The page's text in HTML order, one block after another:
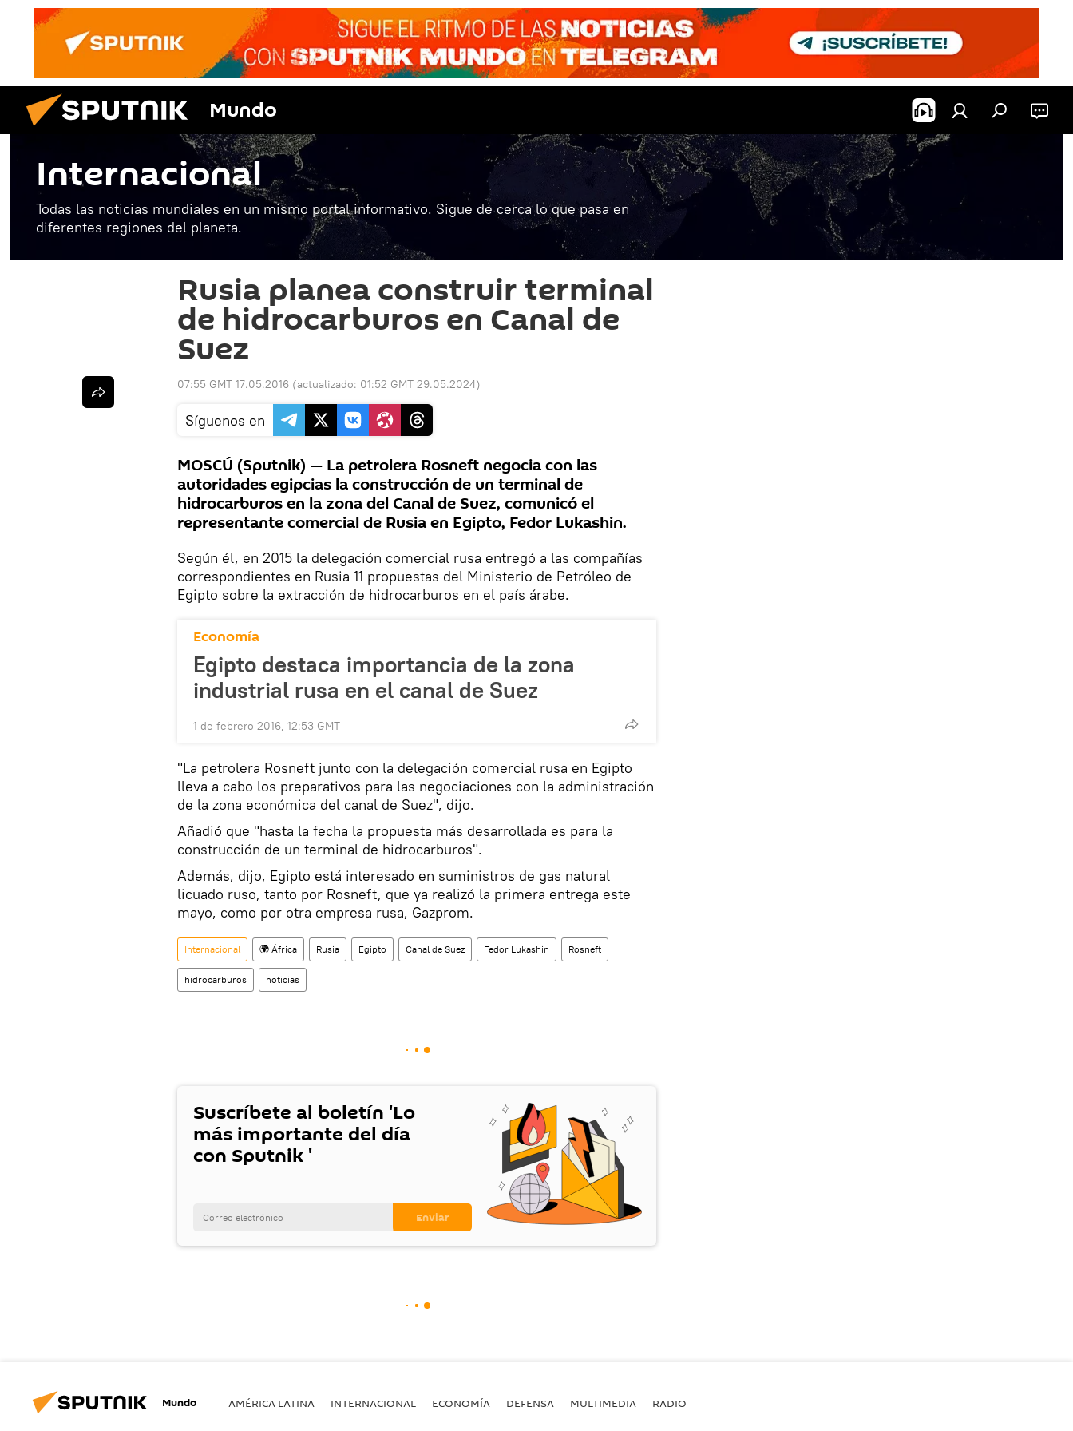
Mundo
Internacional
Todas las noticias mundiales en un mismo portal informativo. Sigue de cerca lo que pasa en
diferentes regiones del planeta.
Rusia planea construir terminal
de hidrocarburos en Canal de
Suez
07:55 GMT 17.05.2016 (actualizado: 01:52 GMT 29.05.2024)
Síguenos en
MOSCÚ (Sputnik) — La petrolera Rosneft negocia con las
autoridades egipcias la construcción de un terminal de
hidrocarburos en la zona del Canal de Suez, comunicó el
representante comercial de Rusia en Egipto, Fedor Lukashin.
Según él, en 2015 la delegación comercial rusa entregó a las compañías
correspondientes en Rusia 11 propuestas del Ministerio de Petróleo de
Egipto sobre la extracción de hidrocarburos en el país árabe.
Economía
Egipto destaca importancia de la zona
industrial rusa en el canal de Suez
1 de febrero 2016, 12:53 GMT
"La petrolera Rosneft junto con la delegación comercial rusa en Egipto
lleva a cabo los preparativos para las negociaciones con la administración
de la zona económica del canal de Suez", dijo.
Añadió que "hasta la fecha la propuesta más desarrollada es para la
construcción de un terminal de hidrocarburos".
Además, dijo, Egipto está interesado en suministros de gas natural
licuado ruso, tanto por Rosneft, que ya realizó la primera entrega este
mayo, como por otra empresa rusa, Gazprom.
Internacional 🌍 África Rusia Egipto Canal de Suez Fedor Lukashin Rosneft
hidrocarburos noticias
Suscríbete al boletín 'Lo
más importante del día
con Sputnik '
Mundo AMÉRICA LATINA INTERNACIONAL ECONOMÍA DEFENSA MULTIMEDIA RADIO